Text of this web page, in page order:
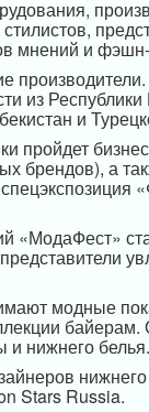
мнений и
из
и
пройдет
брендов), а
«МодаФест»
модные
и нижнего белья.
Stars Russia.